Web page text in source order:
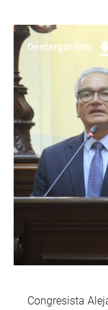
Descargar foto
Congresista